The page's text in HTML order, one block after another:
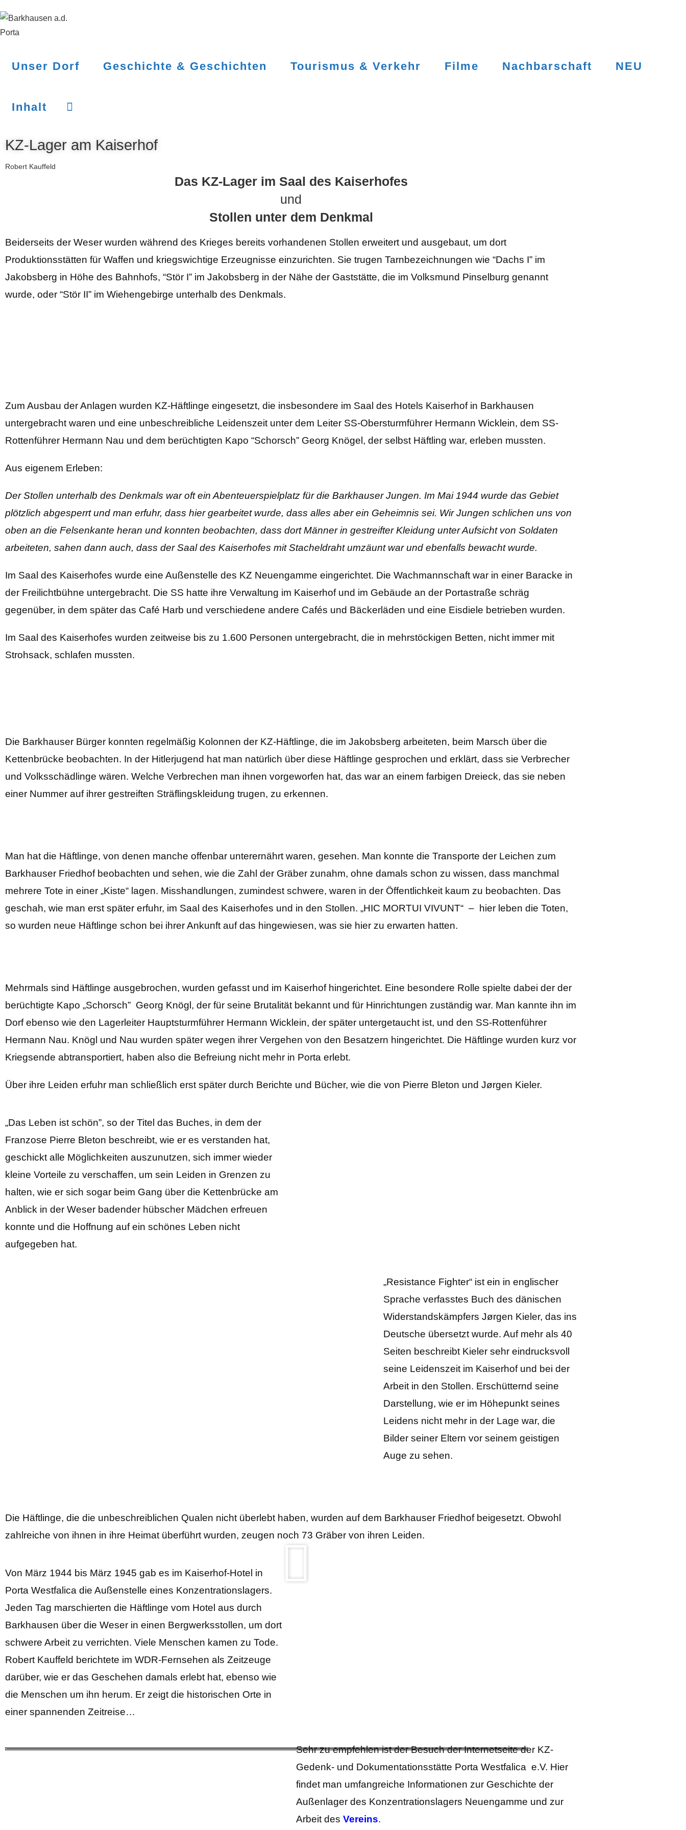
Unser Dorf Geschichte & Geschichten Tourismus & Verkehr Filme Nachbarschaft NEU
Inhalt
KZ-Lager am Kaiserhof
Robert Kauffeld
Das KZ-Lager im Saal des Kaiserhofes
und
Stollen unter dem Denkmal
Beiderseits der Weser wurden während des Krieges bereits vorhandenen Stollen erweitert und ausgebaut, um dort
Produktionsstätten für Waffen und kriegswichtige Erzeugnisse einzurichten. Sie trugen Tarnbezeichnungen wie “Dachs I” im
Jakobsberg in Höhe des Bahnhofs, “Stör I” im Jakobsberg in der Nähe der Gaststätte, die im Volksmund Pinselburg genannt
wurde, oder “Stör II” im Wiehengebirge unterhalb des Denkmals.
Zum Ausbau der Anlagen wurden KZ-Häftlinge eingesetzt, die insbesondere im Saal des Hotels Kaiserhof in Barkhausen
untergebracht waren und eine unbeschreibliche Leidenszeit unter dem Leiter SS-Obersturmführer Hermann Wicklein, dem SS-
Rottenführer Hermann Nau und dem berüchtigten Kapo “Schorsch” Georg Knögel, der selbst Häftling war, erleben mussten.
Aus eigenem Erleben:
Der Stollen unterhalb des Denkmals war oft ein Abenteuerspielplatz für die Barkhauser Jungen. Im Mai 1944 wurde das Gebiet
plötzlich abgesperrt und man erfuhr, dass hier gearbeitet wurde, dass alles aber ein Geheimnis sei. Wir Jungen schlichen uns von
oben an die Felsenkante heran und konnten beobachten, dass dort Männer in gestreifter Kleidung unter Aufsicht von Soldaten
arbeiteten, sahen dann auch, dass der Saal des Kaiserhofes mit Stacheldraht umzäunt war und ebenfalls bewacht wurde.
Im Saal des Kaiserhofes wurde eine Außenstelle des KZ Neuengamme eingerichtet. Die Wachmannschaft war in einer Baracke in
der Freilichtbühne untergebracht. Die SS hatte ihre Verwaltung im Kaiserhof und im Gebäude an der Portastraße schräg
gegenüber, in dem später das Café Harb und verschiedene andere Cafés und Bäckerläden und eine Eisdiele betrieben wurden.
Im Saal des Kaiserhofes wurden zeitweise bis zu 1.600 Personen untergebracht, die in mehrstöckigen Betten, nicht immer mit
Strohsack, schlafen mussten.
Die Barkhauser Bürger konnten regelmäßig Kolonnen der KZ-Häftlinge, die im Jakobsberg arbeiteten, beim Marsch über die
Kettenbrücke beobachten. In der Hitlerjugend hat man natürlich über diese Häftlinge gesprochen und erklärt, dass sie Verbrecher
und Volksschädlinge wären. Welche Verbrechen man ihnen vorgeworfen hat, das war an einem farbigen Dreieck, das sie neben
einer Nummer auf ihrer gestreiften Sträflingskleidung trugen, zu erkennen.
Man hat die Häftlinge, von denen manche offenbar unterernährt waren, gesehen. Man konnte die Transporte der Leichen zum
Barkhauser Friedhof beobachten und sehen, wie die Zahl der Gräber zunahm, ohne damals schon zu wissen, dass manchmal
mehrere Tote in einer „Kiste“ lagen. Misshandlungen, zumindest schwere, waren in der Öffentlichkeit kaum zu beobachten. Das
geschah, wie man erst später erfuhr, im Saal des Kaiserhofes und in den Stollen. „HIC MORTUI VIVUNT“ – hier leben die Toten,
so wurden neue Häftlinge schon bei ihrer Ankunft auf das hingewiesen, was sie hier zu erwarten hatten.
Mehrmals sind Häftlinge ausgebrochen, wurden gefasst und im Kaiserhof hingerichtet. Eine besondere Rolle spielte dabei der der
berüchtigte Kapo „Schorsch” Georg Knögl, der für seine Brutalität bekannt und für Hinrichtungen zuständig war. Man kannte ihn im
Dorf ebenso wie den Lagerleiter Hauptsturmführer Hermann Wicklein, der später untergetaucht ist, und den SS-Rottenführer
Hermann Nau. Knögl und Nau wurden später wegen ihrer Vergehen von den Besatzern hingerichtet. Die Häftlinge wurden kurz vor
Kriegsende abtransportiert, haben also die Befreiung nicht mehr in Porta erlebt.
Über ihre Leiden erfuhr man schließlich erst später durch Berichte und Bücher, wie die von Pierre Bleton und Jørgen Kieler.
„Das Leben ist schön”, so der Titel das Buches, in dem der
Franzose Pierre Bleton beschreibt, wie er es verstanden hat,
geschickt alle Möglichkeiten auszunutzen, sich immer wieder
kleine Vorteile zu verschaffen, um sein Leiden in Grenzen zu
halten, wie er sich sogar beim Gang über die Kettenbrücke am
Anblick in der Weser badender hübscher Mädchen erfreuen
konnte und die Hoffnung auf ein schönes Leben nicht
aufgegeben hat.
„Resistance Fighter“ ist ein in englischer
Sprache verfasstes Buch des dänischen
Widerstandskämpfers Jørgen Kieler, das ins
Deutsche übersetzt wurde. Auf mehr als 40
Seiten beschreibt Kieler sehr eindrucksvoll
seine Leidenszeit im Kaiserhof und bei der
Arbeit in den Stollen. Erschütternd seine
Darstellung, wie er im Höhepunkt seines
Leidens nicht mehr in der Lage war, die
Bilder seiner Eltern vor seinem geistigen
Auge zu sehen.
Die Häftlinge, die die unbeschreiblichen Qualen nicht überlebt haben, wurden auf dem Barkhauser Friedhof beigesetzt. Obwohl
zahlreiche von ihnen in ihre Heimat überführt wurden, zeugen noch 73 Gräber von ihren Leiden.
Von März 1944 bis März 1945 gab es im Kaiserhof-Hotel in
Porta Westfalica die Außenstelle eines Konzentrationslagers.
Jeden Tag marschierten die Häftlinge vom Hotel aus durch
Barkhausen über die Weser in einen Bergwerksstollen, um dort
schwere Arbeit zu verrichten. Viele Menschen kamen zu Tode.
Robert Kauffeld berichtete im WDR-Fernsehen als Zeitzeuge
darüber, wie er das Geschehen damals erlebt hat, ebenso wie
die Menschen um ihn herum. Er zeigt die historischen Orte in
einer spannenden Zeitreise…
Sehr zu empfehlen ist der Besuch der Internetseite der KZ-
Gedenk- und Dokumentationsstätte Porta Westfalica e.V. Hier
findet man umfangreiche Informationen zur Geschichte der
Außenlager des Konzentrationslagers Neuengamme und zur
Arbeit des Vereins.